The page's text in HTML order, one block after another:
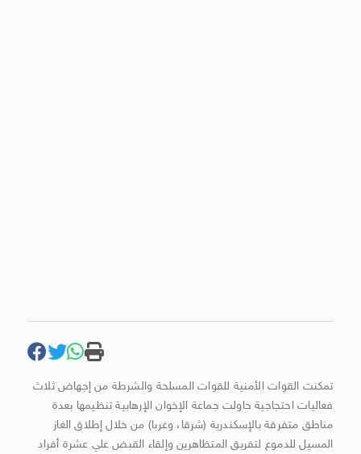
تمكنت القوات الأمنية للقوات المسلحة والشرطة من إجهاض ثلاث
فعاليات احتجاجية حاولت جماعة الإخوان الإرهابية تنظيمها بعدة
مناطق متفرقة بالإسكندرية (شرقا، وغربا) من خلال إطلاق الغاز
المسيل للدموع لتفريق المتظاهرين وإلقاء القبض علي عشرة أفراد